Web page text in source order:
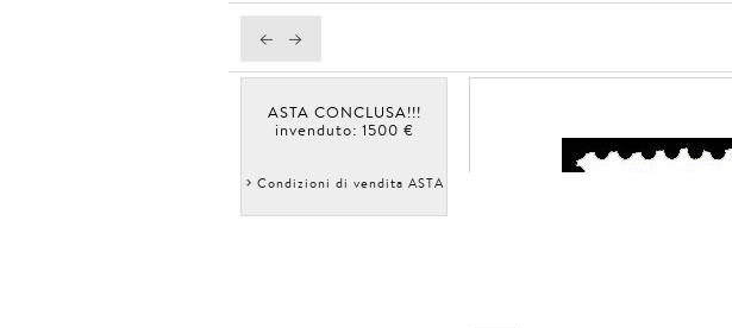
ASTA CONCLUSA!!!
invenduto: 1500 €
Condizioni di vendita ASTA